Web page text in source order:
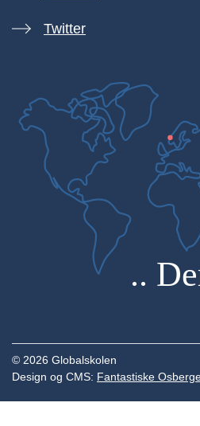
Twitter
© 2026 Globalskolen
Design og CMS: Fantastiske